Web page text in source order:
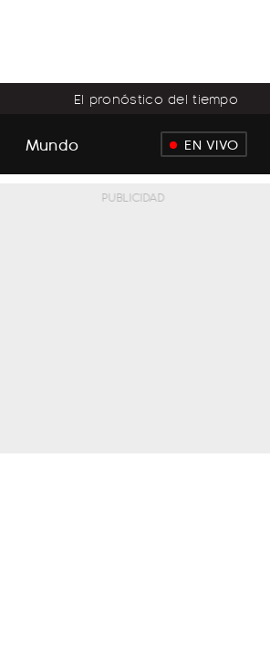
El pronóstico del tiempo
Mundo EN VIVO